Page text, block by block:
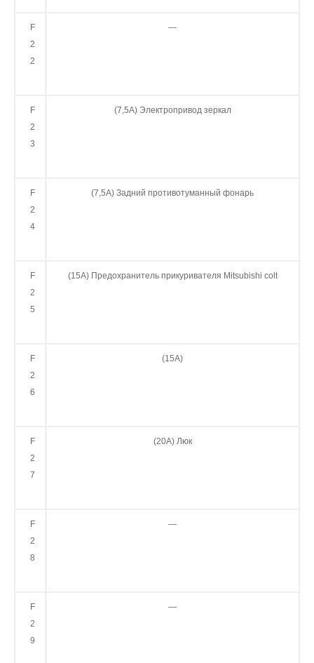
F
2
2
—
F
2
3
(7,5А) Электропривод зеркал
F
2
4
(7,5А) Задний противотуманный фонарь
F
2
5
(15А) Предохранитель прикуривателя Mitsubishi colt
F
2
6
(15А)
F
2
7
(20А) Люк
F
2
8
—
F
2
9
—